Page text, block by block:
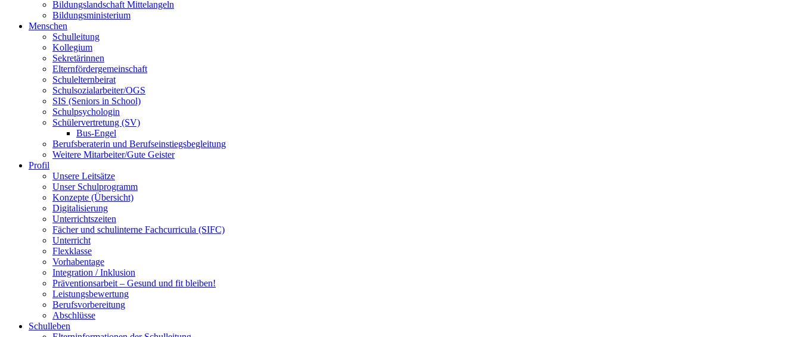
Bildungslandschaft Mittelangeln
Bildungsministerium
Menschen
Schulleitung
Kollegium
Sekretärinnen
Elternfördergemeinschaft
Schulelternbeirat
Schulsozialarbeiter/OGS
SIS (Seniors in School)
Schulpsychologin
Schülervertretung (SV)
Bus-Engel
Berufsberaterin und Berufseinstiegsbegleitung
Weitere Mitarbeiter/Gute Geister
Profil
Unsere Leitsätze
Unser Schulprogramm
Konzepte (Übersicht)
Digitalisierung
Unterrichtszeiten
Fächer und schulinterne Fachcurricula (SIFC)
Unterricht
Flexklasse
Vorhabentage
Integration / Inklusion
Präventionsarbeit – Gesund und fit bleiben!
Leistungsbewertung
Berufsvorbereitung
Abschlüsse
Schulleben